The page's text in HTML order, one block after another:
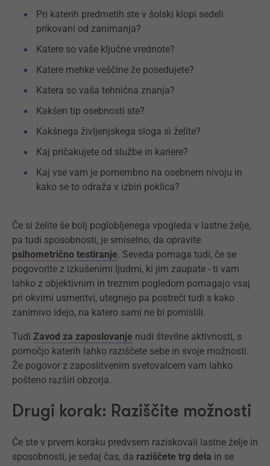
Pri katerih predmetih ste v šolski klopi sedeli
prikovani od zanimanja?
Katere so vaše ključne vrednote?
Katere mehke veščine že posedujete?
Katera so vaša tehnična znanja?
Kakšen tip osebnosti ste?
Kakšnega življenjskega sloga si želite?
Kaj pričakujete od službe in kariere?
Kaj vse vam je pomembno na osebnem nivoju in
kako se to odraža v izbiri poklica?
Če si želite še bolj poglobljenega vpogleda v lastne želje,
pa tudi sposobnosti, je smiselno, da opravite
psihometrično testiranje. Seveda pomaga tudi, če se
pogovorite z izkušenimi ljudmi, ki jim zaupate - ti vam
lahko z objektivnim in treznim pogledom pomagajo vsaj
pri okvirni usmeritvi, utegnejo pa postreči tudi s kako
zanimivo idejo, na katero sami ne bi pomislili.
Tudi Zavod za zaposlovanje nudi številne aktivnosti, s
pomočjo katerih lahko raziščete sebe in svoje možnosti.
Že pogovor z zaposlitvenim svetovalcem vam lahko
pošteno razširi obzorja.
Drugi korak: Raziščite možnosti
Če ste v prvem koraku predvsem raziskovali lastne želje in
sposobnosti, je sedaj čas, da raziščete trg dela in se